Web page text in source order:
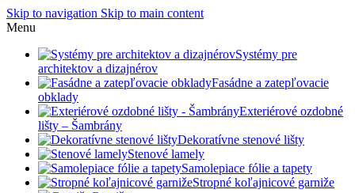
Skip to navigation Skip to main content
Menu
Systémy pre
architektov a dizajnérov
Fasádne a zatepľovacie
obklady
Exteriérové ozdobné
lišty – Šambrány
Dekoratívne stenové lišty
Stenové lamely
Samolepiace fólie a tapety
Stropné koľajnicové garniže